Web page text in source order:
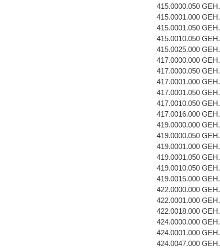
415.0000.050
415.0001.000
415.0001.050
415.0010.050
415.0025.000
417.0000.000
417.0000.050
417.0001.000
417.0001.050
417.0010.050
417.0016.000
419.0000.000
419.0000.050
419.0001.000
419.0001.050
419.0010.050
419.0015.000
422.0000.000
422.0001.000
422.0018.000
424.0000.000
424.0001.000
424.0047.000